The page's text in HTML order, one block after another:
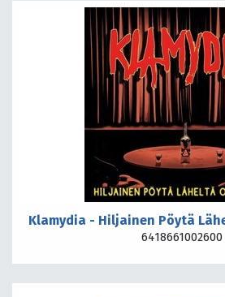
Klamydia - Hiljainen Pöytä
6418661002600